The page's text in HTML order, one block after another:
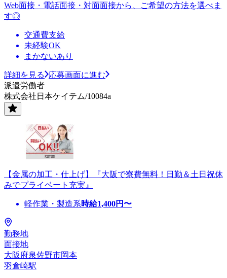
Web面接・電話面接・対面面接から、ご希望の方法を選べま
す◎
交通費支給
未経験OK
まかないあり
詳細を見る
応募画面に進む
派遣労働者
株式会社日本ケイテム/10084a
【金属の加工・仕上げ】『大阪で寮費無料！日勤＆土日祝休
みでプライベート充実』
軽作業・製造系時給1,400円〜
勤務地
面接地
大阪府泉佐野市岡本
羽倉崎駅